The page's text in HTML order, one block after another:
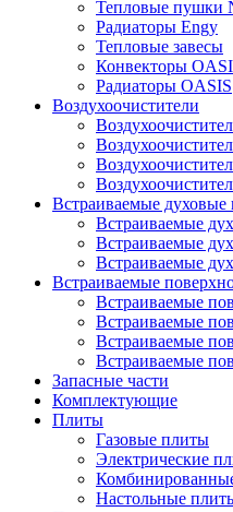
Тепловые пушки
Радиаторы Engy
Тепловые завесы
Конвекторы
Радиаторы OASIS
Воздухоочистители
Встраиваемые
Встраиваемые
Встраиваемые
Встраиваемые
Встраиваемые
Встраиваемые
Встраиваемые
Встраиваемые
Встраиваемые
Запасные части
Комплектующие
Плиты
Газовые плиты
Электрические
Настольные